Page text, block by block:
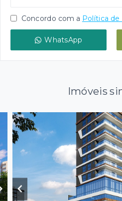
Concordo com a Política de
WhatsApp
Imóveis